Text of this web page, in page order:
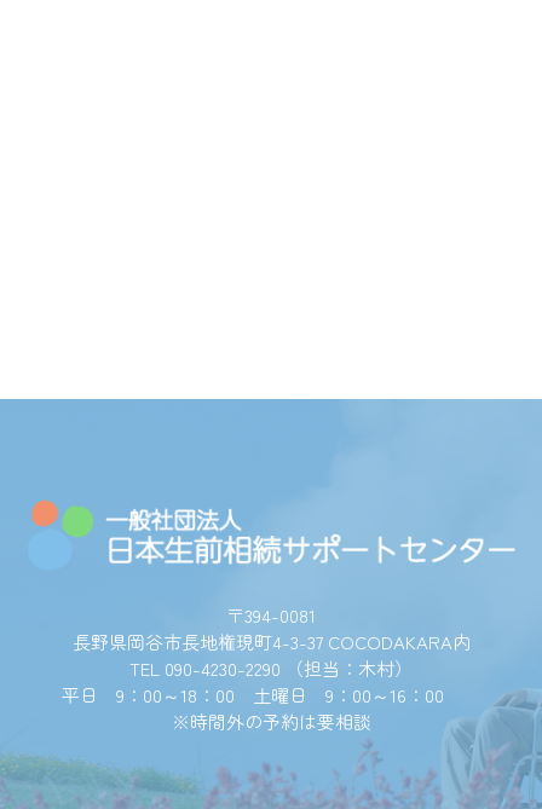
〒394-0081
長野県岡谷市長地権現町4-3-37 COCODAKARA内
TEL 090-4230-2290 （担当：木村）
平日 9：00～18：00 土曜日 9：00～16：00
※時間外の予約は要相談